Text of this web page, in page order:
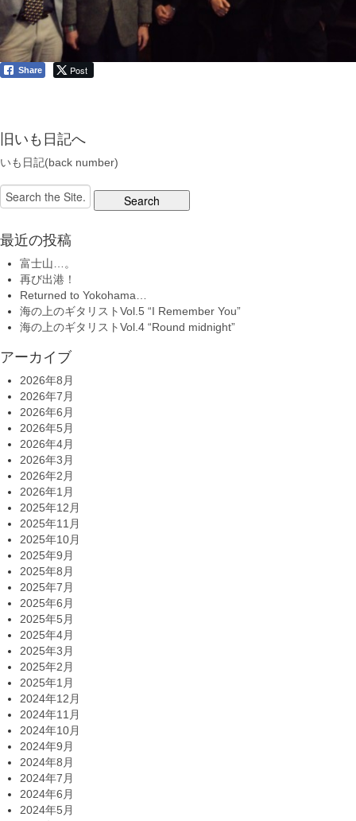
Share Post
旧いも日記へ
いも日記(back number)
Search
for:
最近の投稿
富士山…。
再び出港！
Returned to Yokohama…
海の上のギタリストVol.5 “I Remember You”
海の上のギタリストVol.4 “Round midnight”
アーカイブ
2026年8月
2026年7月
2026年6月
2026年5月
2026年4月
2026年3月
2026年2月
2026年1月
2025年12月
2025年11月
2025年10月
2025年9月
2025年8月
2025年7月
2025年6月
2025年5月
2025年4月
2025年3月
2025年2月
2025年1月
2024年12月
2024年11月
2024年10月
2024年9月
2024年8月
2024年7月
2024年6月
2024年5月